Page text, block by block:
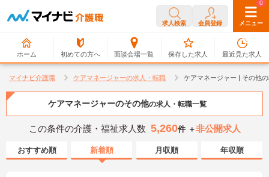
求人検索 会員登録 メニュー
ホーム 初めての方へ 面談会場一覧
0
保存した求人
0
最近見た求人
マイナビ介護職 ケアマネージャーの求人・転職 ケアマネージャー | その他
ケアマネージャーのその他の求人・転職一覧
この条件の介護・福祉求人数 5,260件 ＋非公開求人
おすすめ順 新着順 月収順 年収順